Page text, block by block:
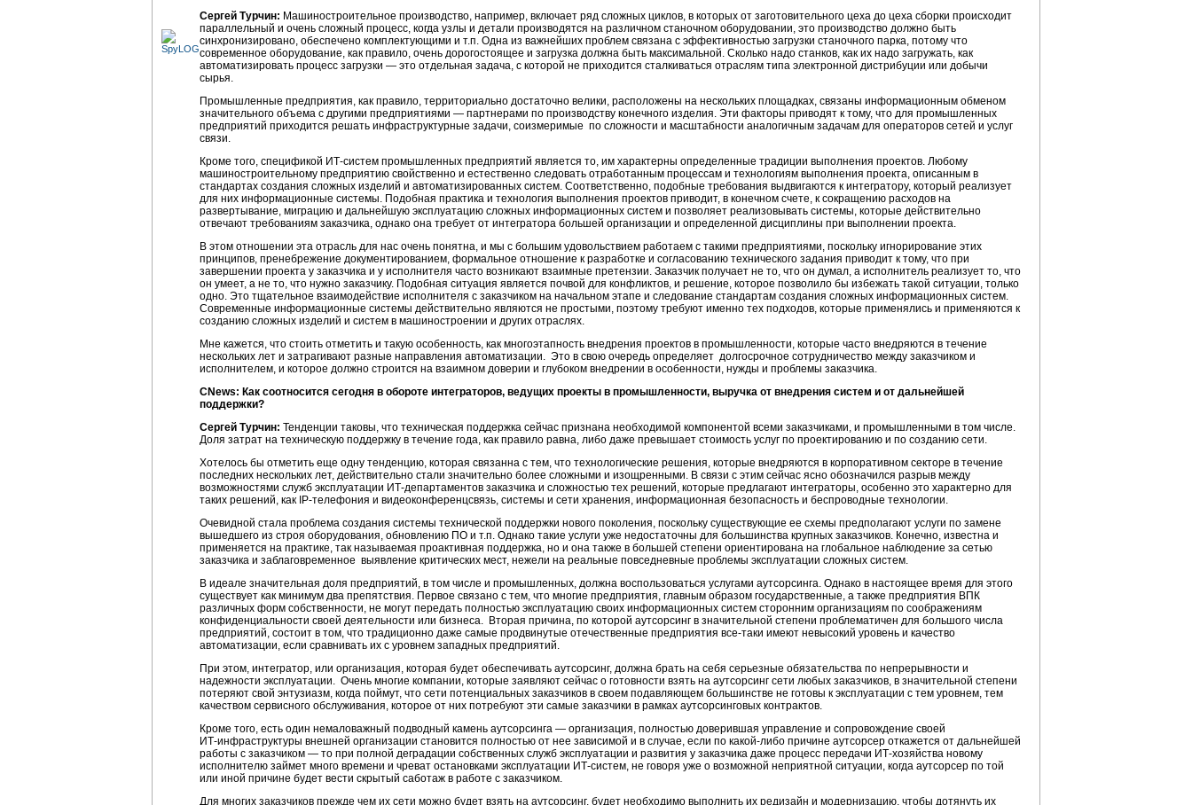
Сергей Турчин: Машиностроительное производство, например, включает ряд сложных циклов, в которых от заготовительного цеха до цеха сборки происходит
параллельный и очень сложный процесс, когда узлы и детали производятся на различном станочном оборудовании, это производство должно быть
синхронизировано, обеспечено комплектующими и т.п. Одна из важнейших проблем связана с эффективностью загрузки станочного парка, потому что
современное оборудование, как правило, очень дорогостоящее и загрузка должна быть максимальной. Сколько надо станков, как их надо загружать, как
автоматизировать процесс загрузки — это отдельная задача, с которой не приходится сталкиваться отраслям типа электронной дистрибуции или добычи
сырья.
Промышленные предприятия, как правило, территориально достаточно велики, расположены на нескольких площадках, связаны информационным обменом
значительного объема с другими предприятиями — партнерами по производству конечного изделия. Эти факторы приводят к тому, что для промышленных
предприятий приходится решать инфраструктурные задачи, соизмеримые по сложности и масштабности аналогичным задачам для операторов сетей и услуг
связи.
Кроме того, спецификой ИТ-систем промышленных предприятий является то, им характерны определенные традиции выполнения проектов. Любому
машиностроительному предприятию свойственно и естественно следовать отработанным процессам и технологиям выполнения проекта, описанным в
стандартах создания сложных изделий и автоматизированных систем. Соответственно, подобные требования выдвигаются к интегратору, который реализует
для них информационные системы. Подобная практика и технология выполнения проектов приводит, в конечном счете, к сокращению расходов на
развертывание, миграцию и дальнейшую эксплуатацию сложных информационных систем и позволяет реализовывать системы, которые действительно
отвечают требованиям заказчика, однако она требует от интегратора большей организации и определенной дисциплины при выполнении проекта.
В этом отношении эта отрасль для нас очень понятна, и мы с большим удовольствием работаем с такими предприятиями, поскольку игнорирование этих
принципов, пренебрежение документированием, формальное отношение к разработке и согласованию технического задания приводит к тому, что при
завершении проекта у заказчика и у исполнителя часто возникают взаимные претензии. Заказчик получает не то, что он думал, а исполнитель реализует то, что
он умеет, а не то, что нужно заказчику. Подобная ситуация является почвой для конфликтов, и решение, которое позволило бы избежать такой ситуации, только
одно. Это тщательное взаимодействие исполнителя с заказчиком на начальном этапе и следование стандартам создания сложных информационных систем.
Современные информационные системы действительно являются не простыми, поэтому требуют именно тех подходов, которые применялись и применяются к
созданию сложных изделий и систем в машиностроении и других отраслях.
Мне кажется, что стоить отметить и такую особенность, как многоэтапность внедрения проектов в промышленности, которые часто внедряются в течение
нескольких лет и затрагивают разные направления автоматизации. Это в свою очередь определяет долгосрочное сотрудничество между заказчиком и
исполнителем, и которое должно строится на взаимном доверии и глубоком внедрении в особенности, нужды и проблемы заказчика.
CNews: Как соотносится сегодня в обороте интеграторов, ведущих проекты в промышленности, выручка от внедрения систем и от дальнейшей
поддержки?
Сергей Турчин: Тенденции таковы, что техническая поддержка сейчас признана необходимой компонентой всеми заказчиками, и промышленными в том числе.
Доля затрат на техническую поддержку в течение года, как правило равна, либо даже превышает стоимость услуг по проектированию и по созданию сети.
Хотелось бы отметить еще одну тенденцию, которая связанна с тем, что технологические решения, которые внедряются в корпоративном секторе в течение
последних нескольких лет, действительно стали значительно более сложными и изощренными. В связи с этим сейчас ясно обозначился разрыв между
возможностями служб эксплуатации ИТ-департаментов заказчика и сложностью тех решений, которые предлагают интеграторы, особенно это характерно для
таких решений, как IP-телефония и видеоконференцсвязь, системы и сети хранения, информационная безопасность и беспроводные технологии.
Очевидной стала проблема создания системы технической поддержки нового поколения, поскольку существующие ее схемы предполагают услуги по замене
вышедшего из строя оборудования, обновлению ПО и т.п. Однако такие услуги уже недостаточны для большинства крупных заказчиков. Конечно, известна и
применяется на практике, так называемая проактивная поддержка, но и она также в большей степени ориентирована на глобальное наблюдение за сетью
заказчика и заблаговременное выявление критических мест, нежели на реальные повседневные проблемы эксплуатации сложных систем.
В идеале значительная доля предприятий, в том числе и промышленных, должна воспользоваться услугами аутсорсинга. Однако в настоящее время для этого
существует как минимум два препятствия. Первое связано с тем, что многие предприятия, главным образом государственные, а также предприятия ВПК
различных форм собственности, не могут передать полностью эксплуатацию своих информационных систем сторонним организациям по соображениям
конфиденциальности своей деятельности или бизнеса. Вторая причина, по которой аутсорсинг в значительной степени проблематичен для большого числа
предприятий, состоит в том, что традиционно даже самые продвинутые отечественные предприятия все-таки имеют невысокий уровень и качество
автоматизации, если сравнивать их с уровнем западных предприятий.
При этом, интегратор, или организация, которая будет обеспечивать аутсорсинг, должна брать на себя серьезные обязательства по непрерывности и
надежности эксплуатации. Очень многие компании, которые заявляют сейчас о готовности взять на аутсорсинг сети любых заказчиков, в значительной степени
потеряют свой энтузиазм, когда поймут, что сети потенциальных заказчиков в своем подавляющем большинстве не готовы к эксплуатации с тем уровнем, тем
качеством сервисного обслуживания, которое от них потребуют эти самые заказчики в рамках аутсорсинговых контрактов.
Кроме того, есть один немаловажный подводный камень аутсорсинга — организация, полностью доверившая управление и сопровождение своей
ИТ-инфраструктуры внешней организации становится полностью от нее зависимой и в случае, если по какой-либо причине аутсорсер откажется от дальнейшей
работы с заказчиком — то при полной деградации собственных служб эксплуатации и развития у заказчика даже процесс передачи ИТ-хозяйства новому
исполнителю займет много времени и чреват остановками эксплуатации ИТ-систем, не говоря уже о возможной неприятной ситуации, когда аутсорсер по той
или иной причине будет вести скрытый саботаж в работе с заказчиком.
Для многих заказчиков прежде чем их сети можно будет взять на аутсорсинг, будет необходимо выполнить их редизайн и модернизацию, чтобы дотянуть их